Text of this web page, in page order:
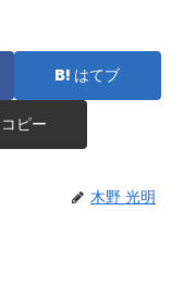
はてブ
コピー
木野 光明